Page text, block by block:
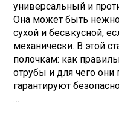
универсальный и
Она может быть
сухой и бесвкусной,
механически. В этой
полочкам: как
отрубы и для чего они
гарантируют
…